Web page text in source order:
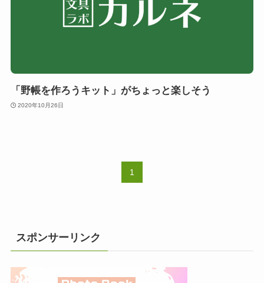
「野帳を作ろうキット」がちょっと楽しそう
2020年10月26日
1
スポンサーリンク